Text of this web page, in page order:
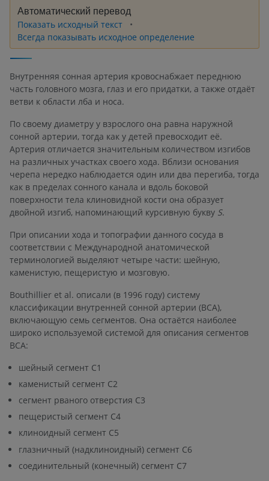
Автоматический перевод
Показать исходный текст
Всегда показывать исходное определение
Внутренняя сонная артерия кровоснабжает переднюю
часть головного мозга, глаз и его придатки, а также отдаёт
ветви к области лба и носа.
По своему диаметру у взрослого она равна наружной
сонной артерии, тогда как у детей превосходит её.
Артерия отличается значительным количеством изгибов
на различных участках своего хода. Вблизи основания
черепа нередко наблюдается один или два перегиба, тогда
как в пределах сонного канала и вдоль боковой
поверхности тела клиновидной кости она образует
двойной изгиб, напоминающий курсивную букву S.
При описании хода и топографии данного сосуда в
соответствии с Международной анатомической
терминологией выделяют четыре части: шейную,
каменистую, пещеристую и мозговую.
Bouthillier et al. описали (в 1996 году) систему
классификации внутренней сонной артерии (ВСА),
включающую семь сегментов. Она остаётся наиболее
широко используемой системой для описания сегментов
ВСА:
шейный сегмент C1
каменистый сегмент C2
сегмент рваного отверстия C3
пещеристый сегмент C4
клиноидный сегмент C5
глазничный (надклиноидный) сегмент C6
соединительный (конечный) сегмент C7